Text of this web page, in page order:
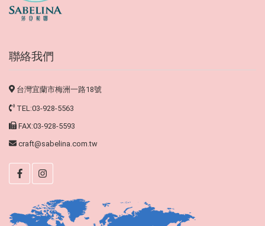
聯絡我們
台灣宜蘭市梅洲一路18號
TEL:03-928-5563
FAX:03-928-5593
craft@sabelina.com.tw